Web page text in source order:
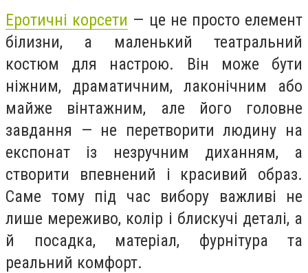
Еротичні корсети — це не просто елемент
білизни, а маленький театральний
костюм для настрою. Він може бути
ніжним, драматичним, лаконічним або
майже вінтажним, але його головне
завдання — не перетворити людину на
експонат із незручним диханням, а
створити впевнений і красивий образ.
Саме тому під час вибору важливі не
лише мереживо, колір і блискучі деталі, а
й посадка, матеріал, фурнітура та
реальний комфорт.